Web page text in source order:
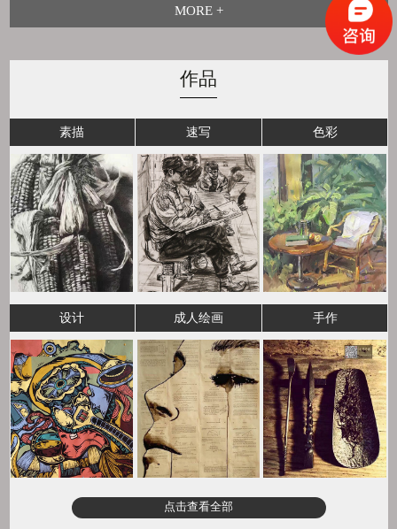
MORE +
作品
素描 速写 色彩
设计 成人绘画 手作
点击查看全部